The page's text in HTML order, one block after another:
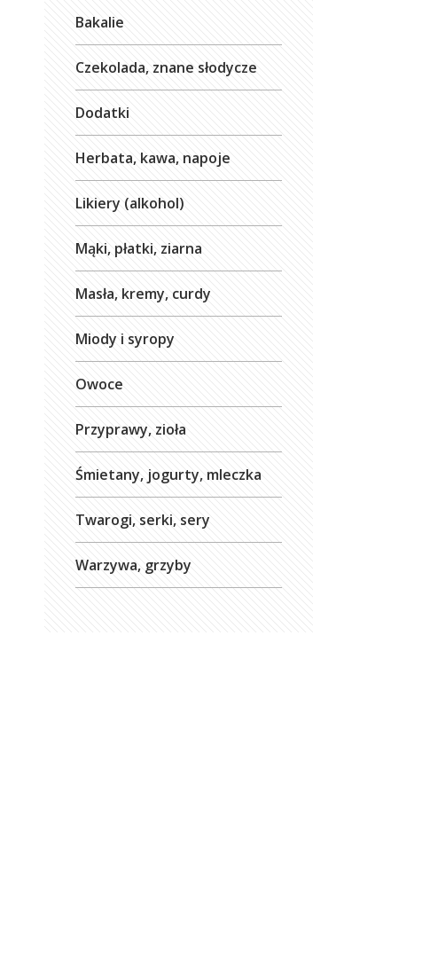
Bakalie
Czekolada, znane słodycze
Dodatki
Herbata, kawa, napoje
Likiery (alkohol)
Mąki, płatki, ziarna
Masła, kremy, curdy
Miody i syropy
Owoce
Przyprawy, zioła
Śmietany, jogurty, mleczka
Twarogi, serki, sery
Warzywa, grzyby